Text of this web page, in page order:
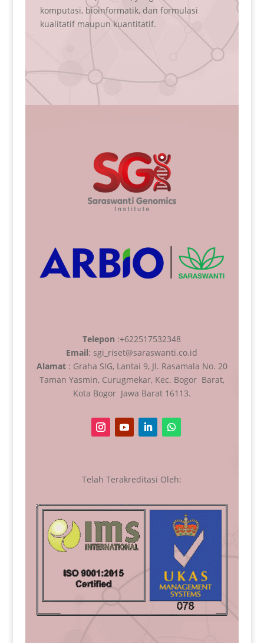
(fetal aneuploidy) yang bisa dilakukan sedini
mungkin ( umur kandungan 10 minggu).
Telepon :+622517532348
Email: sgi_riset@saraswanti.co.id
Alamat: Graha SIG, Lantai 9, Jl. Rasamala No. 20
Taman Yasmin, Curugmekar, Kec. Bogor Barat,
Kota Bogor Jawa Barat 16113.
Telah Terakreditasi Oleh: